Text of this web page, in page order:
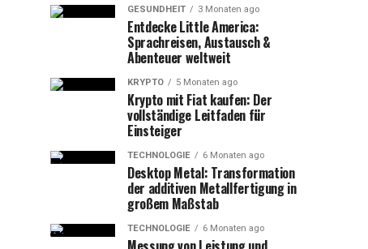
GESUNDHEIT 3 Monaten ago
Entdecke Little America:
Sprachreisen, Austausch &
Abenteuer weltweit
KRYPTO 5 Monaten ago
Krypto mit Fiat kaufen: Der
vollständige Leitfaden für
Einsteiger
TECHNOLOGIE 6 Monaten ago
Desktop Metal: Transformation
der additiven Metallfertigung in
großem Maßstab
TECHNOLOGIE 6 Monaten ago